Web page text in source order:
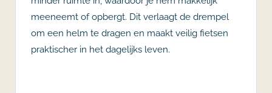
meeneemt of opbergt. Dit verlaagt de drempel
om een helm te dragen en maakt veilig fietsen
praktischer in het dagelijks leven.